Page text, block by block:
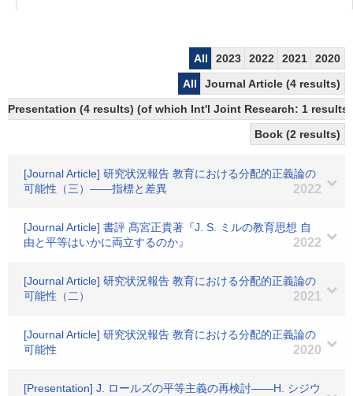
All 2023 2022 2021
2020
All
Journal Article (4 results)
Presentation (4 results) (of which Int'l Joint Research: 1 results)
Book (2 results)
[Journal Article] 研究状況報告 教育における分配的正義論の
可能性（三）――指標と差異
2022
[Journal Article] 書評 髙宮正貴著『J. S. ミルの教育思想 自
由と平等はいかに両立するのか』
2022
[Journal Article] 研究状況報告 教育における分配的正義論の
可能性（二）
2021
[Journal Article] 研究状況報告 教育における分配的正義論の
可能性
2020
[Presentation] J. ロールズの平等主義の再検討――H. シジウ